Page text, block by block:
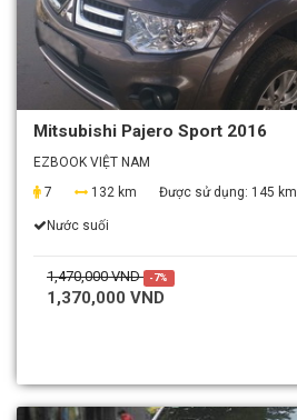
Mitsubishi Pajero Sport 2016
EZBOOK VIỆT NAM
7
132 km Được sử dụng: 145 km
Nước suối
1,470,000 VND -7%
1,370,000 VND